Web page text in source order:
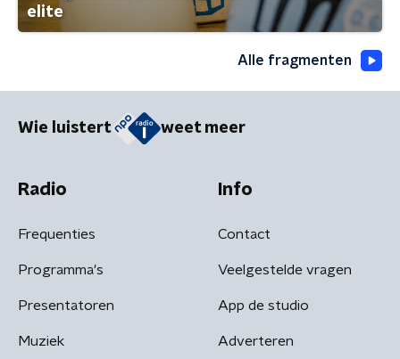
elite
Alle fragmenten
Wie luistert weet meer
Radio
Frequenties
Programma's
Presentatoren
Muziek
Info
Contact
Veelgestelde vragen
App de studio
Adverteren